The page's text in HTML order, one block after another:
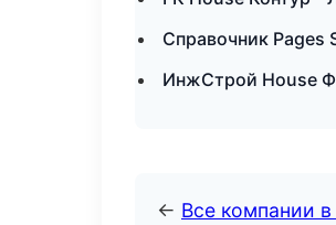
Справочник Pages
ИнжСтрой House
← Все компании